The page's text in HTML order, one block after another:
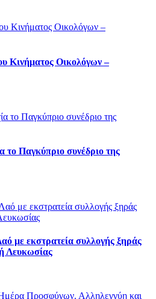
Κινήματος Οικολόγων –
το Παγκύπριο συνέδριο της
με εκστρατεία συλλογής ξηράς
Λευκωσίας